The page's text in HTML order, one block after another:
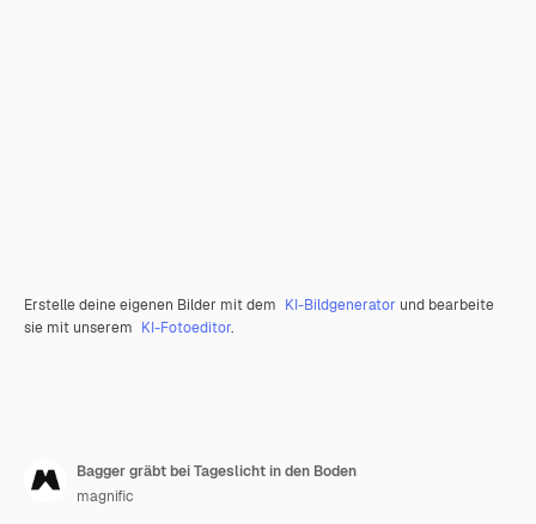
Erstelle deine eigenen Bilder mit dem KI-Bildgenerator und bearbeite
sie mit unserem KI-Fotoeditor.
Bagger gräbt bei Tageslicht in den Boden
magnific